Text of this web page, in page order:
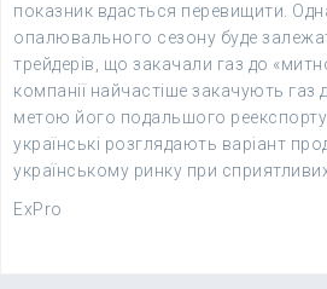
показник вдасться перевищити.
опалювального сезону буде
трейдерів, що закачали газ до
компанії найчастіше закачують газ
метою його подальшого
українські розглядають варіант
українському ринку при сприятливих
ExPro